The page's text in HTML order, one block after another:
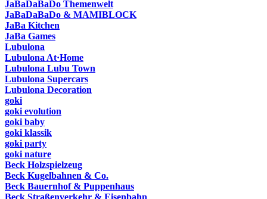
JaBaDaBaDo Themenwelt
JaBaDaBaDo & MAMIBLOCK
JaBa Kitchen
JaBa Games
Lubulona
Lubulona At·Home
Lubulona Lubu Town
Lubulona Supercars
Lubulona Decoration
goki
goki evolution
goki baby
goki klassik
goki party
goki nature
Beck Holzspielzeug
Beck Kugelbahnen & Co.
Beck Bauernhof & Puppenhaus
Beck Straßenverkehr & Eisenbahn